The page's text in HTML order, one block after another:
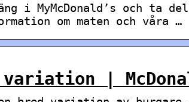
i MyMcDonald’s och ta
om maten och våra …
variation |